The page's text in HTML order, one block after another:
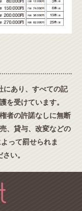
にあり、すべての記
を受けています。
者の許諾なしに無断
、貸与、改変などの
って罰せられま
い。